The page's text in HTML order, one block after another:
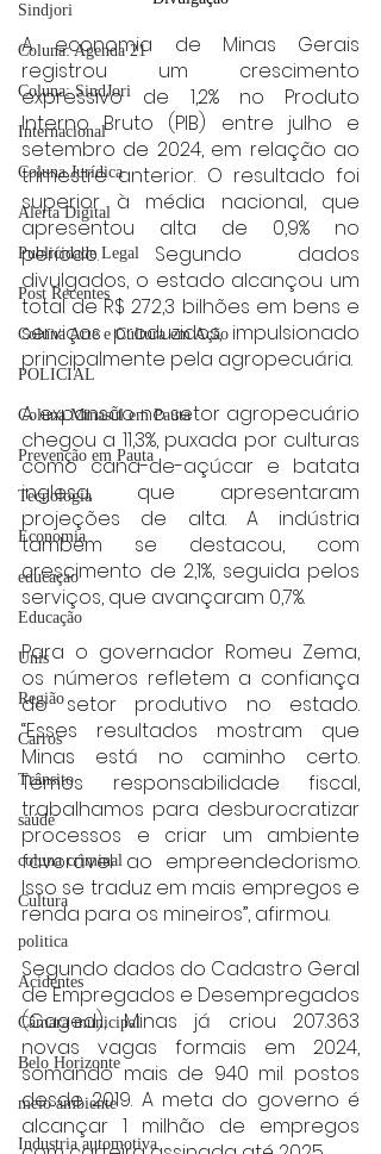
Sindjori
Coluna: Agenda 21
Coluna: SindJori
Internacional
Coluna Jurídica
Alerta Digital
Publicidade Legal
Post Recentes
Coluna Arte e Cultura em Ação
POLICIAL
Coluna Minasul em Pauta
Prevenção em Pauta
Tecnologia
Economia
educaçao
Educação
Unis
Região
Carros
Trânsito
saúde
coluna criminal
Cultura
politica
Acidentes
Câmara municipal
Belo Horizonte
meio ambiente
Industria automotiva
A economia de Minas Gerais
registrou um crescimento
expressivo de 1,2% no Produto
Interno Bruto (PIB) entre julho e
setembro de 2024, em relação ao
trimestre anterior. O resultado foi
superior à média nacional, que
apresentou alta de 0,9% no
período. Segundo dados
divulgados, o estado alcançou um
total de R$ 272,3 bilhões em bens e
serviços produzidos, impulsionado
principalmente pela agropecuária.
A expansão no setor agropecuário
chegou a 11,3%, puxada por culturas
como cana-de-açúcar e batata
inglesa, que apresentaram
projeções de alta. A indústria
também se destacou, com
crescimento de 2,1%, seguida pelos
serviços, que avançaram 0,7%.
Para o governador Romeu Zema,
os números refletem a confiança
do setor produtivo no estado.
“Esses resultados mostram que
Minas está no caminho certo.
Temos responsabilidade fiscal,
trabalhamos para desburocratizar
processos e criar um ambiente
favorável ao empreendedorismo.
Isso se traduz em mais empregos e
renda para os mineiros”, afirmou.
Segundo dados do Cadastro Geral
de Empregados e Desempregados
(Caged), Minas já criou 207.363
novas vagas formais em 2024,
somando mais de 940 mil postos
desde 2019. A meta do governo é
alcançar 1 milhão de empregos